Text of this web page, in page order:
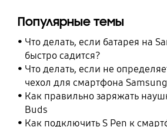
Популярные темы
Что делать, если батарея на
быстро садится?
Что делать, если не
чехол для смартфона
Как правильно заряжать
Buds
Как подключить S Pen к